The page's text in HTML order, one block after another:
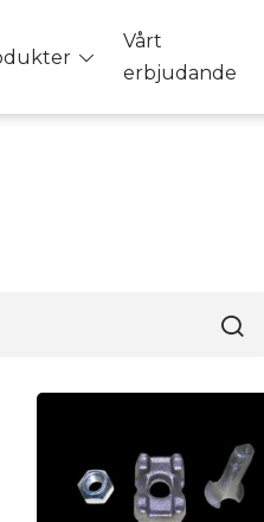
Toggle
menu
Vårt
erbjudande